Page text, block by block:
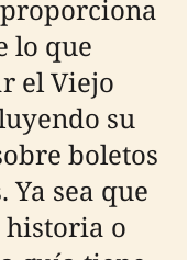
lo que
el Viejo
su
boletos
Ya sea que
historia o